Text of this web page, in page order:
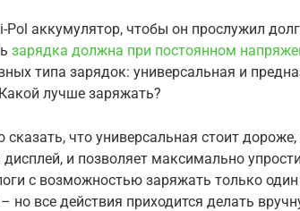
аккумулятор, чтобы он прослужил
зарядка должна при постоянном
типа зарядок: универсальная и
лучше заряжать?
сказать, что универсальная стоит дороже,
и позволяет максимально
с возможностью заряжать только
но все действия приходится делать